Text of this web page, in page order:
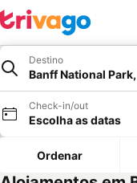
Destino
Banff National
Check-in/out
Escolha as datas
Ordenar